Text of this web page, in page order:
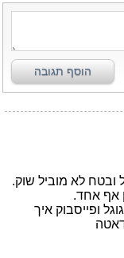
הוסף תגובה
ובטח לא מוביל שוק.
אף אחד.
ופייסבוק איך
דאטה